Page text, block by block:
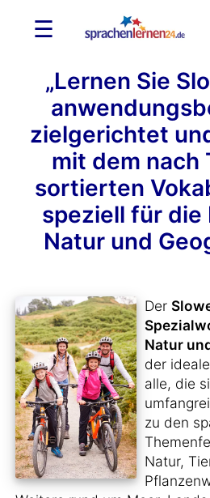
☰
„Lernen Sie
zielgerichtet
mit dem nach
sortierten
speziell für die
Natur und
Der
Natur
der
alle, die
zu den
Natur,